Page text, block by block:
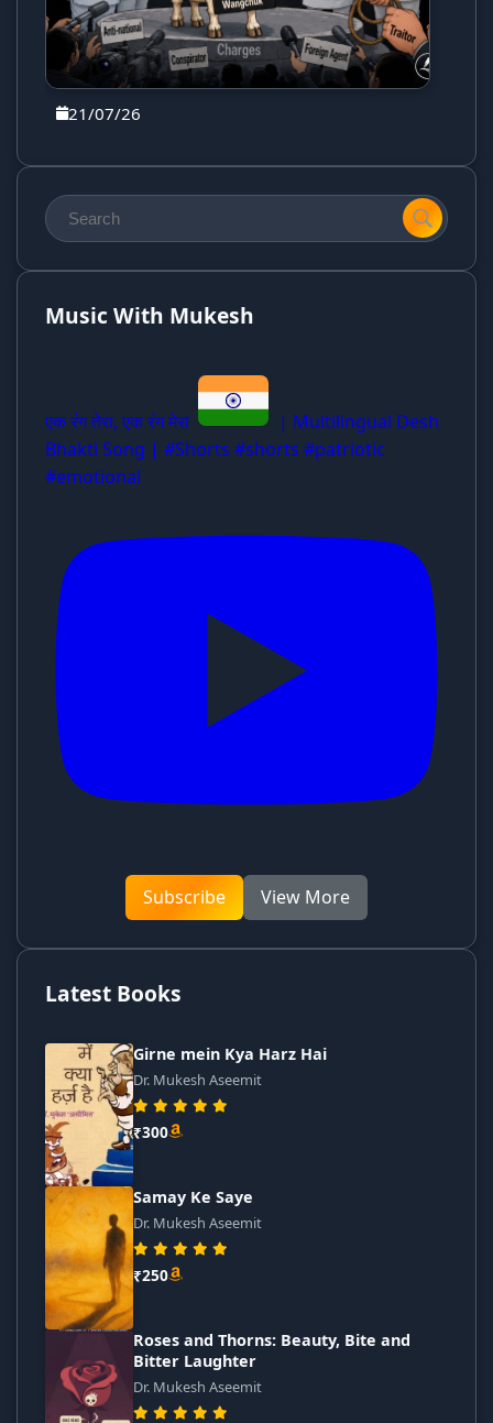
21/07/26
Music With Mukesh
एक रंग तेरा, एक रंग मेरा
| Multilingual Desh
Bhakti Song | #Shorts #shorts #patriotic
#emotional
Subscribe View More
Latest Books
Girne mein Kya Harz Hai
Dr. Mukesh Aseemit
₹300
Samay Ke Saye
Dr. Mukesh Aseemit
₹250
Roses and Thorns: Beauty, Bite and
Bitter Laughter
Dr. Mukesh Aseemit